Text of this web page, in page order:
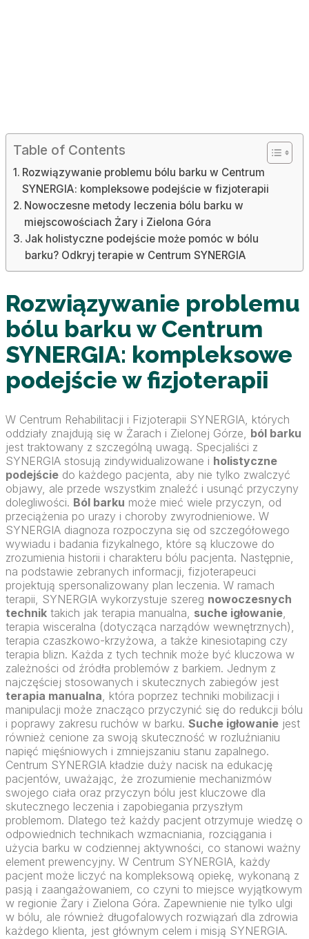
Table of Contents
Rozwiązywanie problemu bólu barku w Centrum
SYNERGIA: kompleksowe podejście w fizjoterapii
Nowoczesne metody leczenia bólu barku w
miejscowościach Żary i Zielona Góra
Jak holistyczne podejście może pomóc w bólu
barku? Odkryj terapie w Centrum SYNERGIA
Rozwiązywanie problemu
bólu barku w Centrum
SYNERGIA: kompleksowe
podejście w fizjoterapii
W Centrum Rehabilitacji i Fizjoterapii SYNERGIA, których
oddziały znajdują się w Żarach i Zielonej Górze, ból barku
jest traktowany z szczególną uwagą. Specjaliści z
SYNERGIA stosują zindywidualizowane i holistyczne
podejście do każdego pacjenta, aby nie tylko zwalczyć
objawy, ale przede wszystkim znaleźć i usunąć przyczyny
dolegliwości. Ból barku może mieć wiele przyczyn, od
przeciążenia po urazy i choroby zwyrodnieniowe. W
SYNERGIA diagnoza rozpoczyna się od szczegółowego
wywiadu i badania fizykalnego, które są kluczowe do
zrozumienia historii i charakteru bólu pacjenta. Następnie,
na podstawie zebranych informacji, fizjoterapeuci
projektują spersonalizowany plan leczenia. W ramach
terapii, SYNERGIA wykorzystuje szereg nowoczesnych
technik takich jak terapia manualna, suche igłowanie,
terapia wisceralna (dotycząca narządów wewnętrznych),
terapia czaszkowo-krzyżowa, a także kinesiotaping czy
terapia blizn. Każda z tych technik może być kluczowa w
zależności od źródła problemów z barkiem. Jednym z
najczęściej stosowanych i skutecznych zabiegów jest
terapia manualna, która poprzez techniki mobilizacji i
manipulacji może znacząco przyczynić się do redukcji bólu
i poprawy zakresu ruchów w barku. Suche igłowanie jest
również cenione za swoją skuteczność w rozluźnianiu
napięć mięśniowych i zmniejszaniu stanu zapalnego.
Centrum SYNERGIA kładzie duży nacisk na edukację
pacjentów, uważając, że zrozumienie mechanizmów
swojego ciała oraz przyczyn bólu jest kluczowe dla
skutecznego leczenia i zapobiegania przyszłym
problemom. Dlatego też każdy pacjent otrzymuje wiedzę o
odpowiednich technikach wzmacniania, rozciągania i
użycia barku w codziennej aktywności, co stanowi ważny
element prewencyjny. W Centrum SYNERGIA, każdy
pacjent może liczyć na kompleksową opiekę, wykonaną z
pasją i zaangażowaniem, co czyni to miejsce wyjątkowym
w regionie Żary i Zielona Góra. Zapewnienie nie tylko ulgi
w bólu, ale również długofalowych rozwiązań dla zdrowia
każdego klienta, jest głównym celem i misją SYNERGIA.